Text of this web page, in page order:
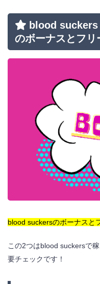
blood suckers
のボーナスとフリ
blood suckersのボーナスと
この2つはblood suckersで
要チェックです！